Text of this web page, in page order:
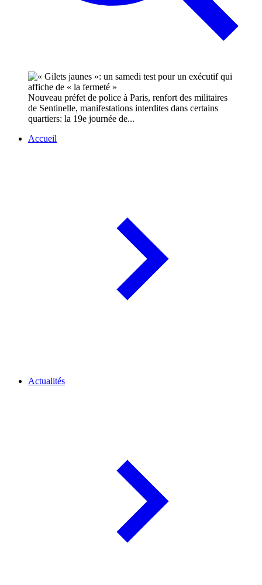
Nouveau préfet de police à Paris, renfort des militaires
de Sentinelle, manifestations interdites dans certains
quartiers: la 19e journée de...
Accueil
Actualités